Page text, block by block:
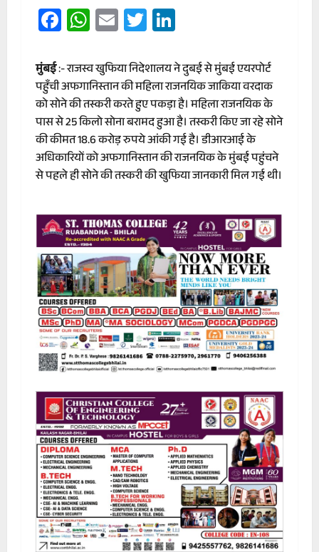
Facebook
WhatsApp
EmailTwitter
मुंबई:- राजस्व खुफिया निदेशालय ने दुबई से मुंबई एयरपोर्ट
पहुँची अफगानिस्तान की महिला राजनयिक जाकिया वरदाक
को सोने की तस्करी करते हुए पकड़ा है। महिला राजनयिक के
पास से 25 किलो सोना बरामद हुआ है। तस्करी किए जा रहे सोने
की कीमत 18.6 करोड़ रुपये आंकी गई है। डीआरआई के
अधिकारियों को अफगानिस्तान की राजनयिक के मुंबई पहुंचने
से पहले ही सोने की तस्करी की खुफिया जानकारी मिल गई थी।